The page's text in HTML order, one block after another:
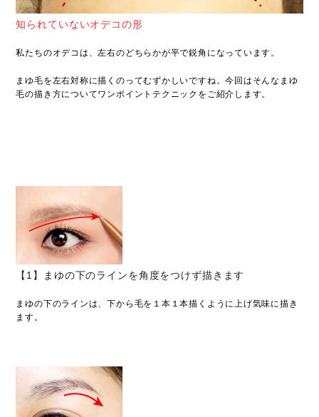
知られていないオデコの形
私たちのオデコは、左右のどちらかが平で鋭角になっています。
まゆ毛を左右対称に描くのってむずかしいですね。今回はそんなまゆ
毛の描き方についてワンポイントテクニックをご紹介します。
【1】まゆの下のラインを角度をつけず描きます
まゆの下のラインは、下から毛を１本１本描くように上げ気味に描き
ます。